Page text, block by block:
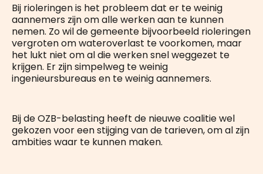
Bij rioleringen is het probleem dat er te weinig
aannemers zijn om alle werken aan te kunnen
nemen. Zo wil de gemeente bijvoorbeeld rioleringen
vergroten om wateroverlast te voorkomen, maar
het lukt niet om al die werken snel weggezet te
krijgen. Er zijn simpelweg te weinig
ingenieursbureaus en te weinig aannemers.
Bij de OZB-belasting heeft de nieuwe coalitie wel
gekozen voor een stijging van de tarieven, om al zijn
ambities waar te kunnen maken.